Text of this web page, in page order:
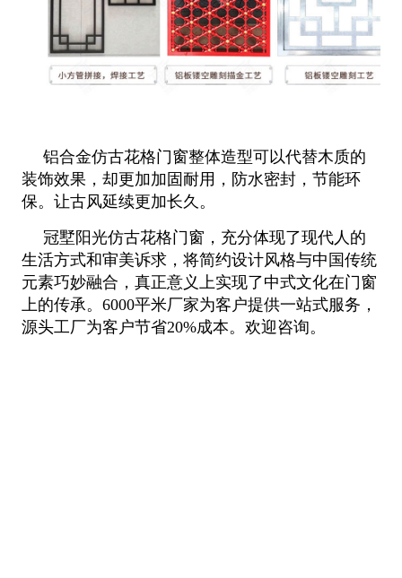
铝合金仿古花格门窗整体造型可以代替木质的
装饰效果，却更加加固耐用，防水密封，节能环
保。让古风延续更加长久。
冠墅阳光仿古花格门窗，充分体现了现代人的
生活方式和审美诉求，将简约设计风格与中国传统
元素巧妙融合，真正意义上实现了中式文化在门窗
上的传承。6000平米厂家为客户提供一站式服务，
源头工厂为客户节省20%成本。欢迎咨询。